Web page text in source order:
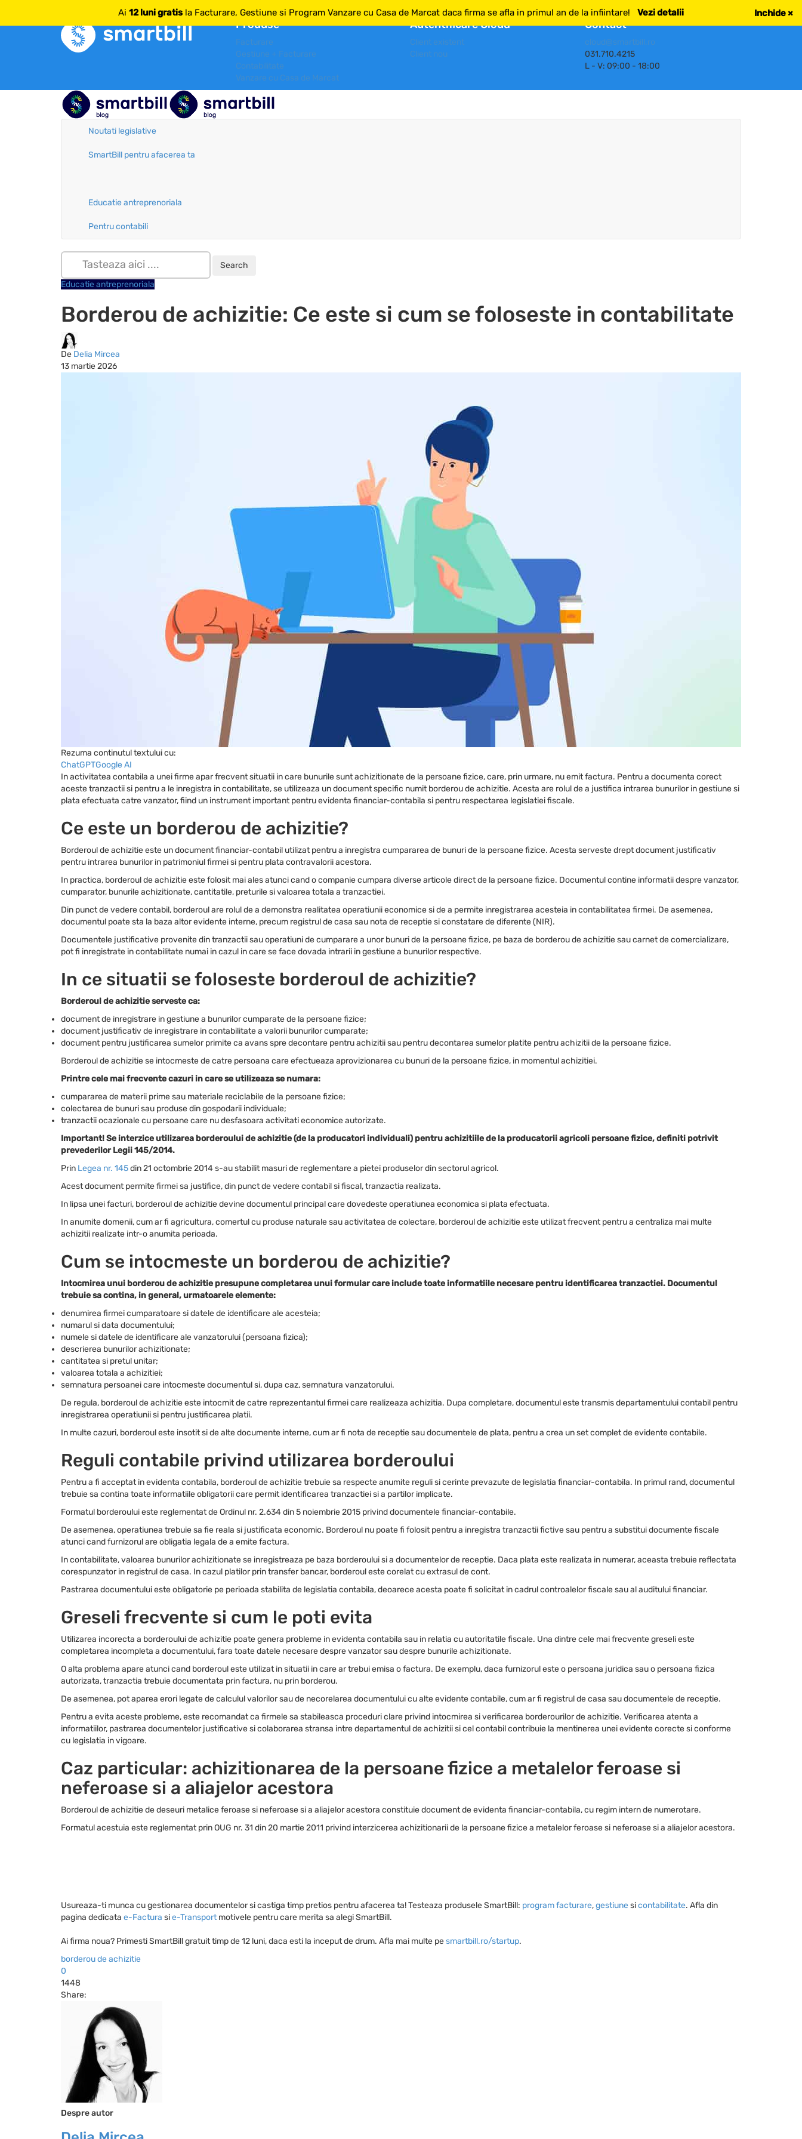
Ai 12 luni gratis la Facturare, Gestiune si Program Vanzare cu Casa de Marcat daca firma se afla in primul an de la infiintare! Vezi detalii Inchide ×
Produse
Facturare
Gestiune + Facturare
Contabilitate
Vanzare cu Casa de Marcat
Autentificare Cloud
Client existent
Client nou
Contact
cloud@smartbill.ro
031.710.4215
L - V: 09:00 - 18:00
Noutati legislative
SmartBill pentru afacerea ta
Educatie antreprenoriala
Pentru contabili
Educatie antreprenoriala
Borderou de achizitie: Ce este si cum se foloseste in contabilitate
De Delia Mircea
13 martie 2026
Rezuma continutul textului cu:
ChatGPTGoogle AI
In activitatea contabila a unei firme apar frecvent situatii in care bunurile sunt achizitionate de la persoane fizice, care, prin urmare, nu emit factura. Pentru a documenta corect
aceste tranzactii si pentru a le inregistra in contabilitate, se utilizeaza un document specific numit borderou de achizitie. Acesta are rolul de a justifica intrarea bunurilor in gestiune si
plata efectuata catre vanzator, fiind un instrument important pentru evidenta financiar-contabila si pentru respectarea legislatiei fiscale.
Ce este un borderou de achizitie?
Borderoul de achizitie este un document financiar-contabil utilizat pentru a inregistra cumpararea de bunuri de la persoane fizice. Acesta serveste drept document justificativ
pentru intrarea bunurilor in patrimoniul firmei si pentru plata contravalorii acestora.
In practica, borderoul de achizitie este folosit mai ales atunci cand o companie cumpara diverse articole direct de la persoane fizice. Documentul contine informatii despre vanzator,
cumparator, bunurile achizitionate, cantitatile, preturile si valoarea totala a tranzactiei.
Din punct de vedere contabil, borderoul are rolul de a demonstra realitatea operatiunii economice si de a permite inregistrarea acesteia in contabilitatea firmei. De asemenea,
documentul poate sta la baza altor evidente interne, precum registrul de casa sau nota de receptie si constatare de diferente (NIR).
Documentele justificative provenite din tranzactii sau operatiuni de cumparare a unor bunuri de la persoane fizice, pe baza de borderou de achizitie sau carnet de comercializare,
pot fi inregistrate in contabilitate numai in cazul in care se face dovada intrarii in gestiune a bunurilor respective.
In ce situatii se foloseste borderoul de achizitie?
Borderoul de achizitie serveste ca:
document de inregistrare in gestiune a bunurilor cumparate de la persoane fizice;
document justificativ de inregistrare in contabilitate a valorii bunurilor cumparate;
document pentru justificarea sumelor primite ca avans spre decontare pentru achizitii sau pentru decontarea sumelor platite pentru achizitii de la persoane fizice.
Borderoul de achizitie se intocmeste de catre persoana care efectueaza aprovizionarea cu bunuri de la persoane fizice, in momentul achizitiei.
Printre cele mai frecvente cazuri in care se utilizeaza se numara:
cumpararea de materii prime sau materiale reciclabile de la persoane fizice;
colectarea de bunuri sau produse din gospodarii individuale;
tranzactii ocazionale cu persoane care nu desfasoara activitati economice autorizate.
Important! Se interzice utilizarea borderoului de achizitie (de la producatori individuali) pentru achizitiile de la producatorii agricoli persoane fizice, definiti potrivit
prevederilor Legii 145/2014.
Prin Legea nr. 145din 21 octombrie 2014 s-au stabilit masuri de reglementare a pietei produselor din sectorul agricol.
Acest document permite firmei sa justifice, din punct de vedere contabil si fiscal, tranzactia realizata.
In lipsa unei facturi, borderoul de achizitie devine documentul principal care dovedeste operatiunea economica si plata efectuata.
In anumite domenii, cum ar fi agricultura, comertul cu produse naturale sau activitatea de colectare, borderoul de achizitie este utilizat frecvent pentru a centraliza mai multe
achizitii realizate intr-o anumita perioada.
Cum se intocmeste un borderou de achizitie?
Intocmirea unui borderou de achizitie presupune completarea unui formular care include toate informatiile necesare pentru identificarea tranzactiei. Documentul
trebuie sa contina, in general, urmatoarele elemente:
denumirea firmei cumparatoare si datele de identificare ale acesteia;
numarul si data documentului;
numele si datele de identificare ale vanzatorului (persoana fizica);
descrierea bunurilor achizitionate;
cantitatea si pretul unitar;
valoarea totala a achizitiei;
semnatura persoanei care intocmeste documentul si, dupa caz, semnatura vanzatorului.
De regula, borderoul de achizitie este intocmit de catre reprezentantul firmei care realizeaza achizitia. Dupa completare, documentul este transmis departamentului contabil pentru
inregistrarea operatiunii si pentru justificarea platii.
In multe cazuri, borderoul este insotit si de alte documente interne, cum ar fi nota de receptie sau documentele de plata, pentru a crea un set complet de evidente contabile.
Reguli contabile privind utilizarea borderoului
Pentru a fi acceptat in evidenta contabila, borderoul de achizitie trebuie sa respecte anumite reguli si cerinte prevazute de legislatia financiar-contabila. In primul rand, documentul
trebuie sa contina toate informatiile obligatorii care permit identificarea tranzactiei si a partilor implicate.
Formatul borderoului este reglementat de Ordinul nr. 2.634 din 5 noiembrie 2015 privind documentele financiar-contabile.
De asemenea, operatiunea trebuie sa fie reala si justificata economic. Borderoul nu poate fi folosit pentru a inregistra tranzactii fictive sau pentru a substitui documente fiscale
atunci cand furnizorul are obligatia legala de a emite factura.
In contabilitate, valoarea bunurilor achizitionate se inregistreaza pe baza borderoului si a documentelor de receptie. Daca plata este realizata in numerar, aceasta trebuie reflectata
corespunzator in registrul de casa. In cazul platilor prin transfer bancar, borderoul este corelat cu extrasul de cont.
Pastrarea documentului este obligatorie pe perioada stabilita de legislatia contabila, deoarece acesta poate fi solicitat in cadrul controalelor fiscale sau al auditului financiar.
Greseli frecvente si cum le poti evita
Utilizarea incorecta a borderoului de achizitie poate genera probleme in evidenta contabila sau in relatia cu autoritatile fiscale. Una dintre cele mai frecvente greseli este
completarea incompleta a documentului, fara toate datele necesare despre vanzator sau despre bunurile achizitionate.
O alta problema apare atunci cand borderoul este utilizat in situatii in care ar trebui emisa o factura. De exemplu, daca furnizorul este o persoana juridica sau o persoana fizica
autorizata, tranzactia trebuie documentata prin factura, nu prin borderou.
De asemenea, pot aparea erori legate de calculul valorilor sau de necorelarea documentului cu alte evidente contabile, cum ar fi registrul de casa sau documentele de receptie.
Pentru a evita aceste probleme, este recomandat ca firmele sa stabileasca proceduri clare privind intocmirea si verificarea borderourilor de achizitie. Verificarea atenta a
informatiilor, pastrarea documentelor justificative si colaborarea stransa intre departamentul de achizitii si cel contabil contribuie la mentinerea unei evidente corecte si conforme
cu legislatia in vigoare.
Caz particular: achizitionarea de la persoane fizice a metalelor feroase si
neferoase si a aliajelor acestora
Borderoul de achizitie de deseuri metalice feroase si neferoase si a aliajelor acestora constituie document de evidenta financiar-contabila, cu regim intern de numerotare.
Formatul acestuia este reglementat prin OUG nr. 31 din 20 martie 2011 privind interzicerea achizitionarii de la persoane fizice a metalelor feroase si neferoase si a aliajelor acestora.
Usureaza-ti munca cu gestionarea documentelor si castiga timp pretios pentru afacerea ta! Testeaza produsele SmartBill: program facturare,gestiunesicontabilitate. Afla din
pagina dedicata e-Factura sie-Transportmotivele pentru care merita sa alegi SmartBill.
Ai firma noua? Primesti SmartBill gratuit timp de 12 luni, daca esti la inceput de drum. Afla mai multe pesmartbill.ro/startup.
borderou de achizitie
0
1448
Share:
Despre autor